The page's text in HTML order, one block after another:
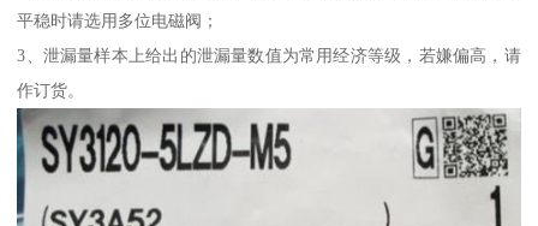
平稳时请选用多位电磁阀；
3、泄漏量样本上给出的泄漏量数值为常用经济等级，若嫌偏高，请
作订货。